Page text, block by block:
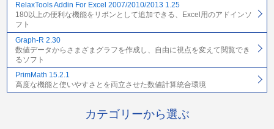
RelaxTools Addin For Excel 2007/2010/2013 1.25
180以上の便利な機能をリボンとして追加できる、Excel用のアドインソ
フト
Graph-R 2.30
数値データからさまざまグラフを作成し、自由に視点を変えて閲覧でき
るソフト
PrimMath 15.2.1
高度な機能と使いやすさとを両立させた数値計算統合環境
カテゴリーから選ぶ